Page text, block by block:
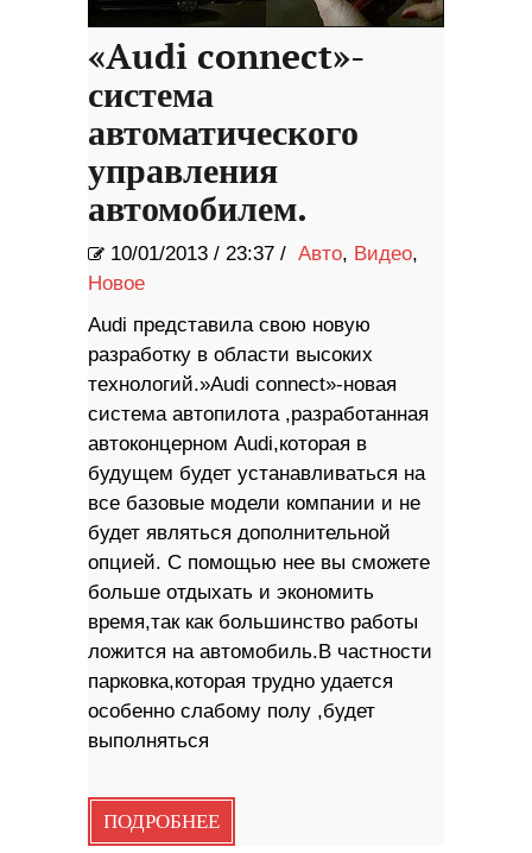
«Audi connect»-
система
автоматического
управления
автомобилем.
10/01/2013 / 23:37 / Авто, Видео,
Новое
Audi представила свою новую
разработку в области высоких
технологий.»Audi connect»-новая
система автопилота ,разработанная
автоконцерном Audi,которая в
будущем будет устанавливаться на
все базовые модели компании и не
будет являться дополнительной
опцией. С помощью нее вы сможете
больше отдыхать и экономить
время,так как большинство работы
ложится на автомобиль.В частности
парковка,которая трудно удается
особенно слабому полу ,будет
выполняться
ПОДРОБНЕЕ